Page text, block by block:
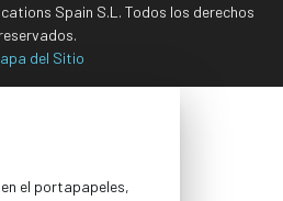
Spain S.L. Todos los derechos
reservados.
del Sitio
el portapapeles,